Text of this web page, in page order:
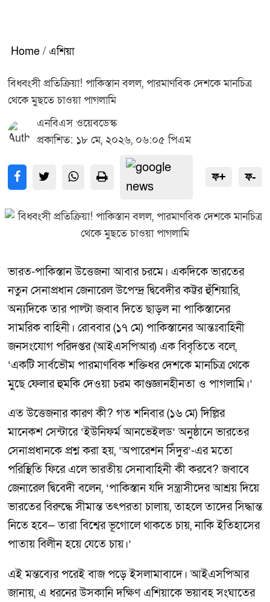
Home / এশিয়া
বিধ্বংসী প্রতিক্রিয়া! পাকিস্তান বলল, পারমাণবিক দেশকে মানচিত্র
থেকে মুছতে চাওয়া পাগলামি
এনবিএস ওয়েবডেস্ক
প্রকাশিত: ১৮ মে, ২০২৬, ০৬:০৫ পিএম
ফ+ ফ-
ভারত-পাকিস্তান উত্তেজনা আবার চরমে। একদিকে ভারতের
নতুন সেনাপ্রধান জেনারেল উপেন্দ্র দ্বিবেদীর কট্টর হুঁশিয়ারি,
অন্যদিকে তার পাল্টা জবাব দিতে ছাড়ল না পাকিস্তানের
সামরিক বাহিনী। রোববার (১৭ মে) পাকিস্তানের আন্তঃবাহিনী
জনসংযোগ পরিদপ্তর (আইএসপিআর) এক বিবৃতিতে বলে,
‘একটি সার্বভৌম পারমাণবিক শক্তিধর দেশকে মানচিত্র থেকে
মুছে ফেলার হুমকি দেওয়া চরম কাণ্ডজ্ঞানহীনতা ও পাগলামি।’
এত উত্তেজনার কারণ কী? গত শনিবার (১৬ মে) দিল্লির
মানেকশ সেন্টারে ‘ইউনিফর্ম আনভেইলড’ অনুষ্ঠানে ভারতের
সেনাপ্রধানকে প্রশ্ন করা হয়, ‘অপারেশন সিঁদুর’-এর মতো
পরিস্থিতি ফিরে এলে ভারতীয় সেনাবাহিনী কী করবে? জবাবে
জেনারেল দ্বিবেদী বলেন, ‘পাকিস্তান যদি সন্ত্রাসীদের আশ্রয় দিয়ে
ভারতের বিরুদ্ধে সীমান্ত তৎপরতা চালায়, তাহলে তাদের সিদ্ধান্ত
নিতে হবে— তারা বিশ্বের ভূগোলে থাকতে চায়, নাকি ইতিহাসের
পাতায় বিলীন হয়ে যেতে চায়।’
এই মন্তব্যের পরেই বাজ পড়ে ইসলামাবাদে। আইএসপিআর
জানায়, এ ধরনের উসকানি দক্ষিণ এশিয়াকে ভয়াবহ সংঘাতের